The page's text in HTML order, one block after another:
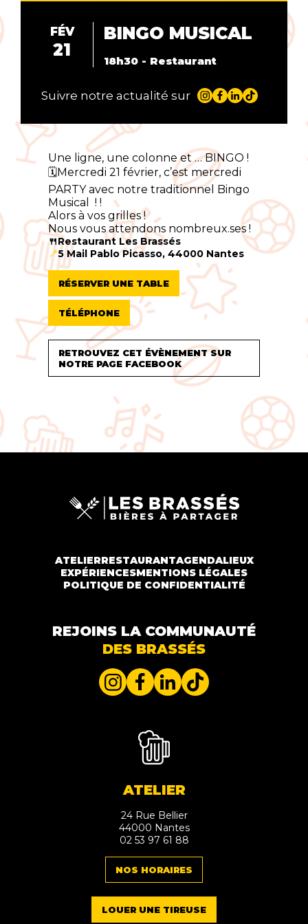
FÉV
21
BINGO MUSICAL
18h30 - Restaurant
Suivre notre actualité sur
Une ligne, une colonne et … BINGO !
🗓️Mercredi 21 février, c’est mercredi
PARTY avec notre traditionnel Bingo
Musical ! !
Alors à vos grilles !
Nous vous attendons nombreux.ses !
🍴Restaurant Les Brassés
📍5 Mail Pablo Picasso, 44000 Nantes
RÉSERVER UNE TABLE
TÉLÉPHONE
RETROUVEZ CET ÉVÈNEMENT SUR
NOTRE PAGE FACEBOOK
ATELIERRESTAURANTAGENDALIEUX
EXPÉRIENCESMENTIONS LÉGALES
POLITIQUE DE CONFIDENTIALITÉ
REJOINS LA COMMUNAUTÉ
DES BRASSÉS
ATELIER
24 Rue Bellier
44000 Nantes
02 53 97 61 88
NOS HORAIRES
LOUER UNE TIREUSE